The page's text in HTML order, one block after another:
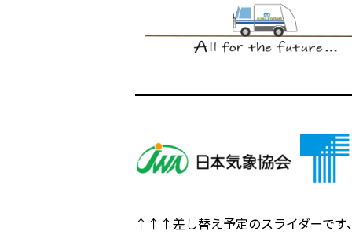
↑↑↑差し替え予定のスライダーで